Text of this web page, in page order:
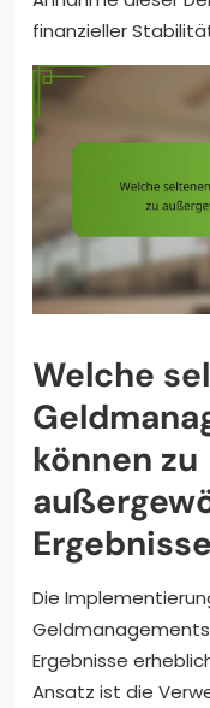
finanzieller
Welche
können zu
Die
Ergebnisse
Ansatz ist die